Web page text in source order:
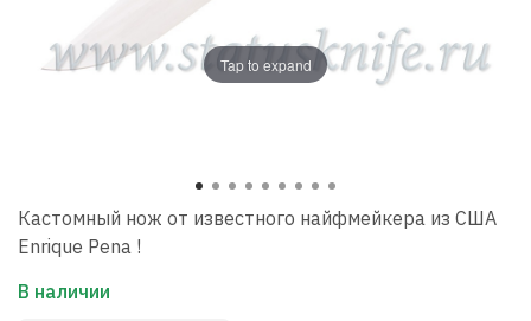
Tap to expand
Кастомный нож от известного найфмейкера из США
Enrique Pena !
В наличии